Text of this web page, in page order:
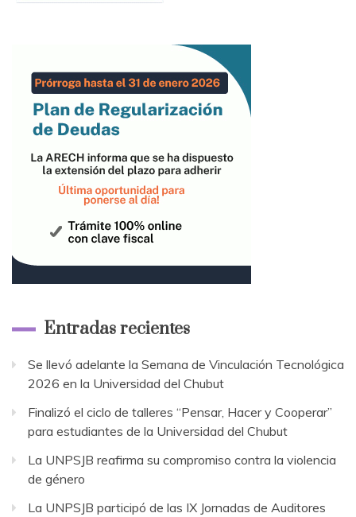
Entradas recientes
Se llevó adelante la Semana de Vinculación Tecnológica
2026 en la Universidad del Chubut
Finalizó el ciclo de talleres “Pensar, Hacer y Cooperar”
para estudiantes de la Universidad del Chubut
La UNPSJB reafirma su compromiso contra la violencia
de género
La UNPSJB participó de las IX Jornadas de Auditores